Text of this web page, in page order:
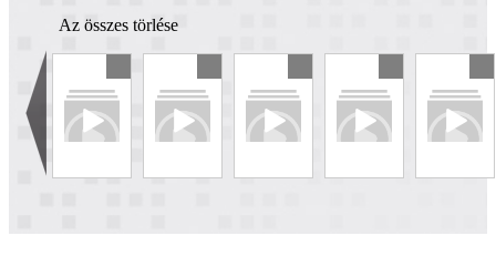
Az összes törlése